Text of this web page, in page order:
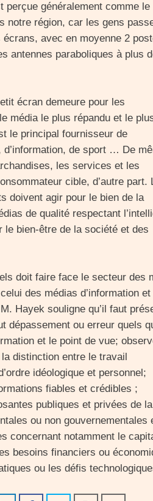
perçue généralement comme le
notre région, car les gens
avec en moyenne 2
antennes paraboliques à plus
écran demeure pour les
média le plus répandu et le
le principal fournisseur de
d’information, de sport … De
les services et les
cible, d’autre part.
doivent agir pour le bien de la
de qualité respectant
bien-être de la société et des
doit faire face le secteur des
des médias d’information et
Hayek souligne qu’il faut
dépassement ou erreur quels
et le point de vue;
distinction entre le travail
idéologique et personnel;
fiables et crédibles ;
publiques et privées de la
ou non gouvernementales
concernant notamment le
besoins financiers ou
ou les défis